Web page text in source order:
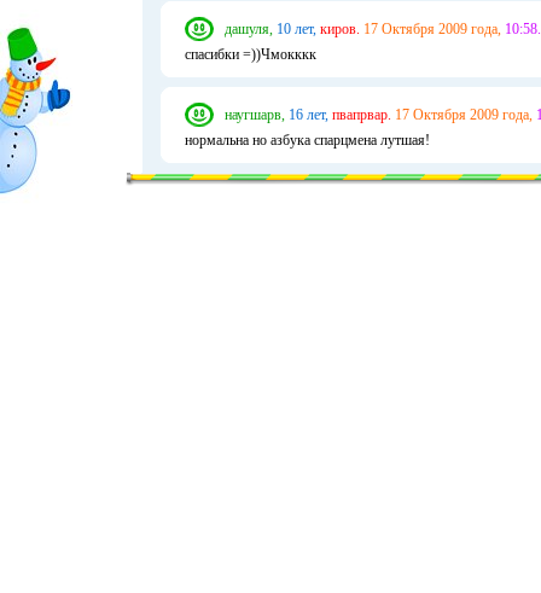
дашуля, 10 лет, киров. 17 Октября 2009 года, 10:58.
спасибки =))Чмокккк
наугшарв, 16 лет, пвапрвар. 17 Октября 2009 года,
нормальна но азбука спарцмена лутшая!